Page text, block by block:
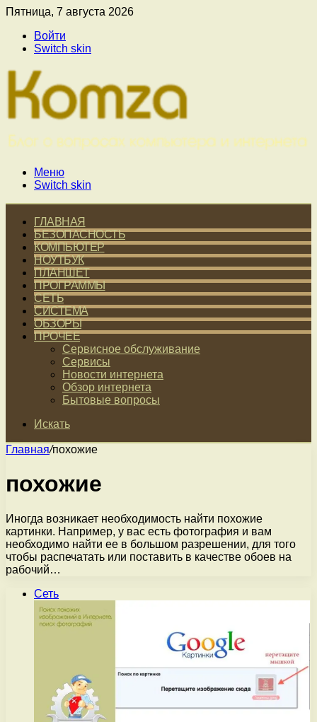
Пятница, 7 августа 2026
Войти
Switch skin
Меню
Switch skin
ГЛАВНАЯ
БЕЗОПАСНОСТЬ
КОМПЬЮТЕР
НОУТБУК
ПЛАНШЕТ
ПРОГРАММЫ
СЕТЬ
СИСТЕМА
ОБЗОРЫ
ПРОЧЕЕ
Сервисное обслуживание
Сервисы
Новости интернета
Обзор интернета
Бытовые вопросы
Искать
Главная/похожие
похожие
Иногда возникает необходимость найти похожие
картинки. Например, у вас есть фотография и вам
необходимо найти ее в большом разрешении, для того
чтобы распечатать или поставить в качестве обоев на
рабочий…
Сеть